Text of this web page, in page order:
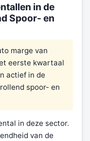
in de
Spoor- en
marge van
eerste kwartaal
actief in de
spoor- en
in deze sector.
van de